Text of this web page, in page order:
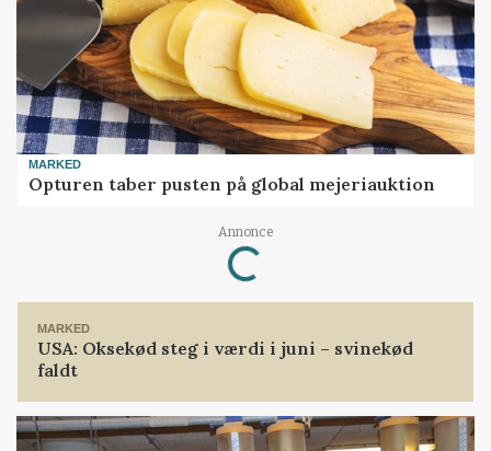
MARKED
Opturen taber pusten på global mejeriauktion
Annonce
Loading...
MARKED
USA: Oksekød steg i værdi i juni – svinekød
faldt